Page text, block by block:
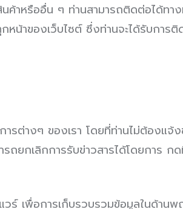
าหรืออื่น ๆ ท่านสามารถติดต่อได้ทา
น้าของเว็บไซต์ ซึ่งท่านจะได้รับการ
รต่างๆ ของเรา โดยที่ท่านไม่ต้องแ
รถยกเลิกการรับข่าวสารได้โดยการ
ร์ เพื่อการเก็บรวบรวมข้อมูลในด้าน